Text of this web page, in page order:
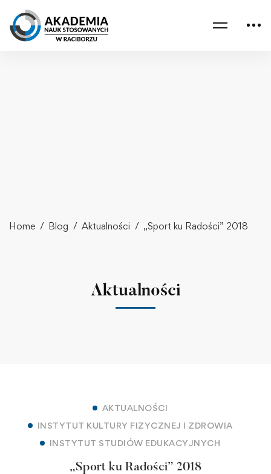
Home Blog Aktualności „Sport ku Radości” 2018
Aktualności
AKTUALNOŚCI
INSTYTUT KULTURY FIZYCZNEJ I ZDROWIA
INSTYTUT STUDIÓW EDUKACYJNYCH
„Sport ku Radości” 2018